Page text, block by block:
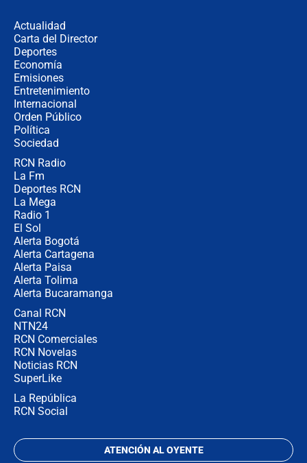
Actualidad
Carta del Director
Deportes
Economía
Emisiones
Entretenimiento
Internacional
Orden Público
Política
Sociedad
RCN Radio
La Fm
Deportes RCN
La Mega
Radio 1
El Sol
Alerta Bogotá
Alerta Cartagena
Alerta Paisa
Alerta Tolima
Alerta Bucaramanga
Canal RCN
NTN24
RCN Comerciales
RCN Novelas
Noticias RCN
SuperLike
La República
RCN Social
ATENCIÓN AL OYENTE